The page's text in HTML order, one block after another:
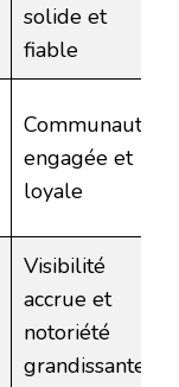
solide et
fiable
Communauté
engagée et
loyale
Visibilité
accrue et
notoriété
grandissante